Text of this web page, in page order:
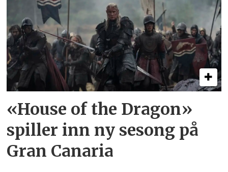
«House of the Dragon»
spiller inn ny sesong på
Gran Canaria